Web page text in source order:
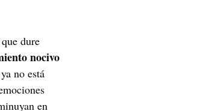
dure
nocivo
no está
en